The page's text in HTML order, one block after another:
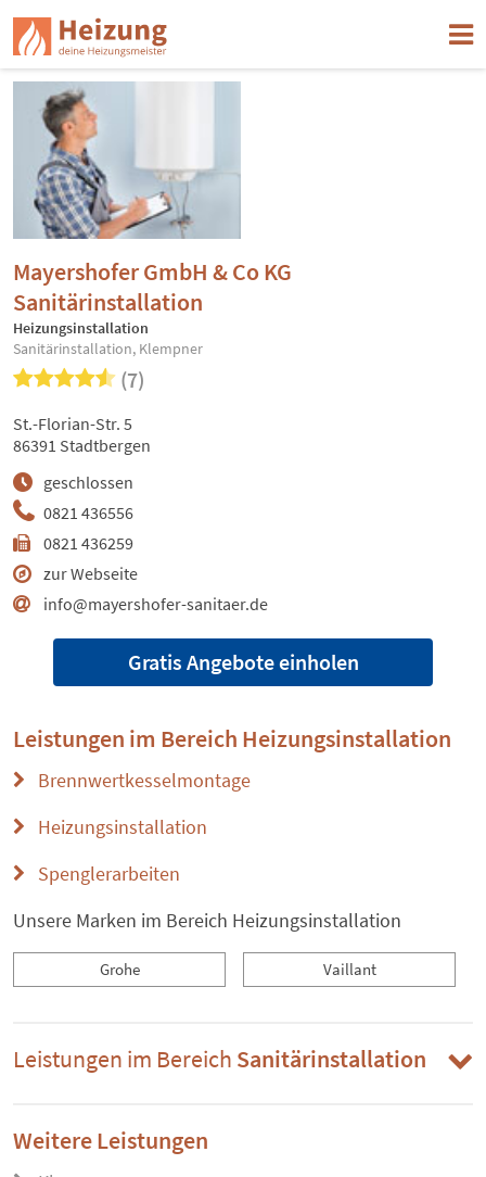
Mayershofer GmbH & Co KG
Sanitärinstallation
Heizungsinstallation
Sanitärinstallation, Klempner
(7)
0821 436556
0821 436259
zur Webseite
info@mayershofer-sanitaer.de
geschlossen
St.-Florian-Str. 5
86391 Stadtbergen
Gratis Angebote einholen
Leistungen im Bereich Heizungsinstallation
Brennwertkesselmontage
Heizungsinstallation
Spenglerarbeiten
Unsere Marken im Bereich Heizungsinstallation
Grohe Vaillant
Leistungen im Bereich Sanitärinstallation
Weitere Leistungen